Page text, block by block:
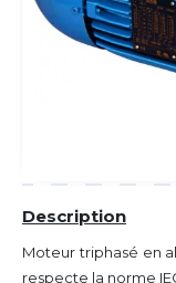
Description
Moteur triphasé en
respecte la norme